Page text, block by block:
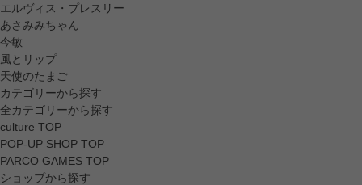
エルヴィス・プレスリー
あさみみちゃん
今敏
風とリップ
天使のたまご
カテゴリーから探す
全カテゴリーから探す
culture TOP
POP-UP SHOP TOP
PARCO GAMES TOP
ショップから探す